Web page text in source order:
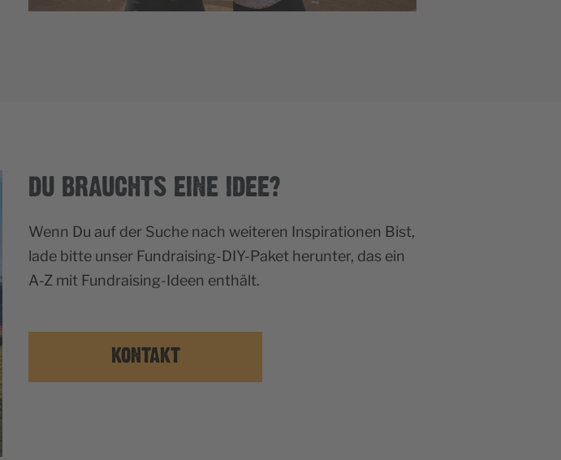
DU BRAUCHTS EINE IDEE?
Wenn Du auf der Suche nach weiteren Inspirationen Bist,
lade bitte unser Fundraising-DIY-Paket herunter, das ein
A-Z mit Fundraising-Ideen enthält.
KONTAKT